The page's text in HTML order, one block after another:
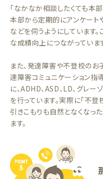
「なかなか相談したくても本
本部から定期的にアンケート
などを伺うようにしています
な成績向上につながっていま
また、発達障害や不登校のお
達障害コミュニケーション指
に、ADHD、ASD、LD、グレ
を行っています。実際に「不
引きこもりも自然となくなっ
ます。